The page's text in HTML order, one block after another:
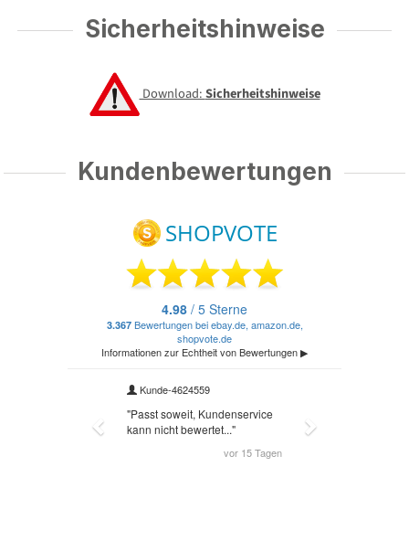
Sicherheitshinweise
Download:Sicherheitshinweise
Kundenbewertungen